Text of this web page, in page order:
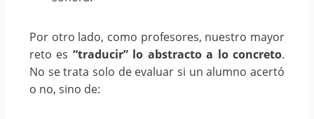
Por otro lado, como profesores, nuestro mayor
reto es “traducir” lo abstracto a lo concreto.
No se trata solo de evaluar si un alumno acertó
o no, sino de: